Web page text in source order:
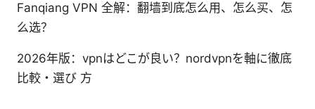
Fanqiang VPN 全解：翻墙到底怎么用、怎么买、怎
么选？
2026年版：vpnはどこが良い？nordvpnを軸に徹底
比較・選び 方